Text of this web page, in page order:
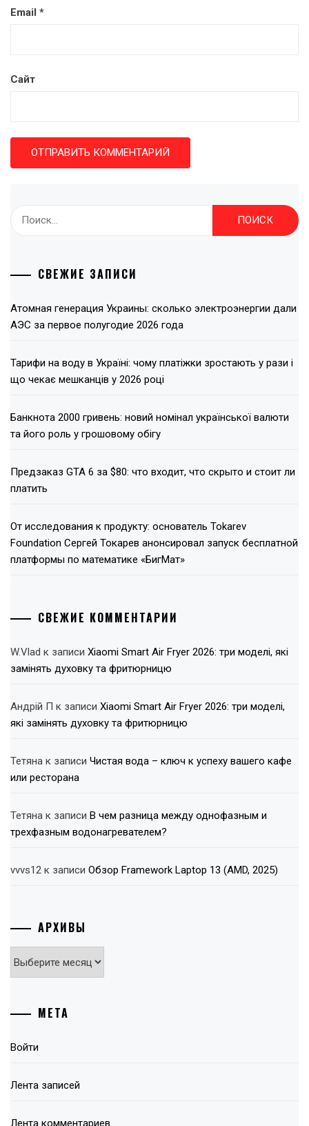
Email *
Сайт
СВЕЖИЕ ЗАПИСИ
Атомная генерация Украины: сколько электроэнергии дали
АЭС за первое полугодие 2026 года
Тарифи на воду в Україні: чому платіжки зростають у рази і
що чекає мешканців у 2026 році
Банкнота 2000 гривень: новий номінал української валюти
та його роль у грошовому обігу
Предзаказ GTA 6 за $80: что входит, что скрыто и стоит ли
платить
От исследования к продукту: основатель Tokarev
Foundation Сергей Токарев анонсировал запуск бесплатной
платформы по математике «БигМат»
СВЕЖИЕ КОММЕНТАРИИ
W.Vlad к записи Xiaomi Smart Air Fryer 2026: три моделі, які
замінять духовку та фритюрницю
Андрій П к записи Xiaomi Smart Air Fryer 2026: три моделі,
які замінять духовку та фритюрницю
Тетяна к записи Чистая вода – ключ к успеху вашего кафе
или ресторана
Тетяна к записи В чем разница между однофазным и
трехфазным водонагревателем?
vvvs12 к записи Обзор Framework Laptop 13 (AMD, 2025)
АРХИВЫ
Архивы
МЕТА
Войти
Лента записей
Лента комментариев